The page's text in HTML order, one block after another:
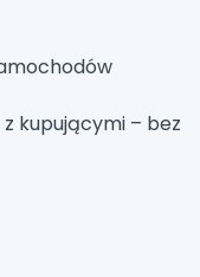
kupującymi – bez